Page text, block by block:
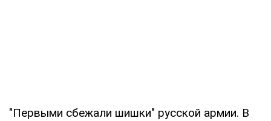
"Первыми сбежали шишки" русской армии. В